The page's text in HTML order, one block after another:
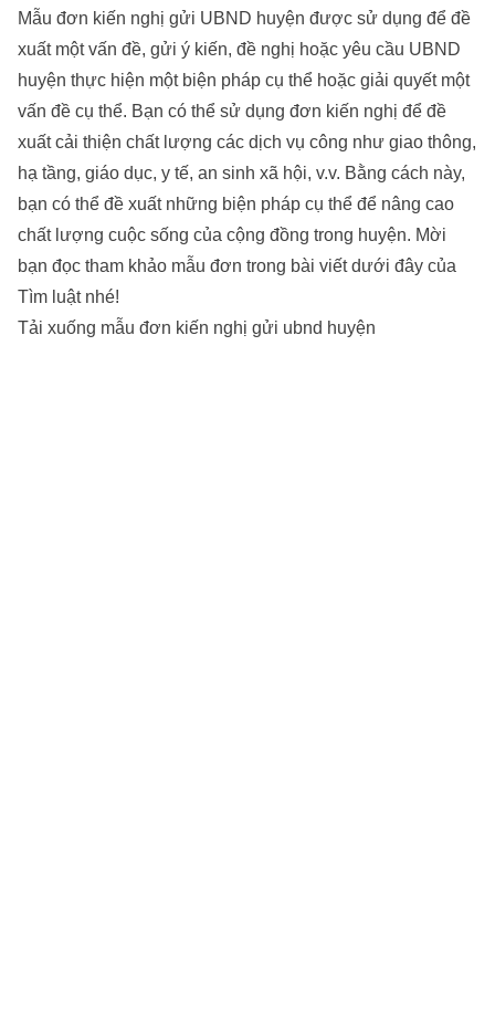
Mẫu đơn kiến nghị gửi UBND huyện được sử dụng để đề
xuất một vấn đề, gửi ý kiến, đề nghị hoặc yêu cầu UBND
huyện thực hiện một biện pháp cụ thể hoặc giải quyết một
vấn đề cụ thể. Bạn có thể sử dụng đơn kiến nghị để đề
xuất cải thiện chất lượng các dịch vụ công như giao thông,
hạ tầng, giáo dục, y tế, an sinh xã hội, v.v. Bằng cách này,
bạn có thể đề xuất những biện pháp cụ thể để nâng cao
chất lượng cuộc sống của cộng đồng trong huyện. Mời
bạn đọc tham khảo mẫu đơn trong bài viết dưới đây của
Tìm luật nhé!
Tải xuống mẫu đơn kiến nghị gửi ubnd huyện